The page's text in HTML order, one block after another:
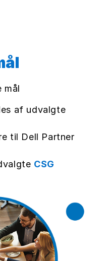
mål
af udvalgte
til Dell Partner
CSG